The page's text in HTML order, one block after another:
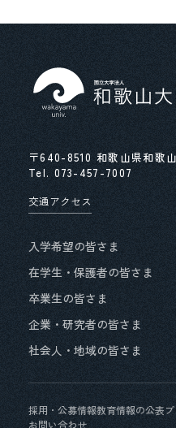
求める人物像等
先輩職員の声
〒640-8510 和歌山県和歌
Tel. 073-457-7007
交通アクセス
入学希望の皆さま
在学生・保護者の皆さま
卒業生の皆さま
企業・研究者の皆さま
社会人・地域の皆さま
採用・公募情報教育情報の公表
お問い合わせ